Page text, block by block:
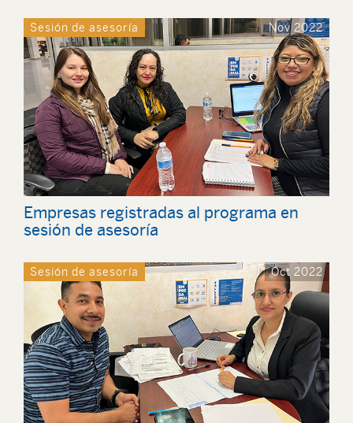
Sesión de asesoría Nov 2022
Empresas registradas al programa en
sesión de asesoría
Sesión de asesoría Oct 2022